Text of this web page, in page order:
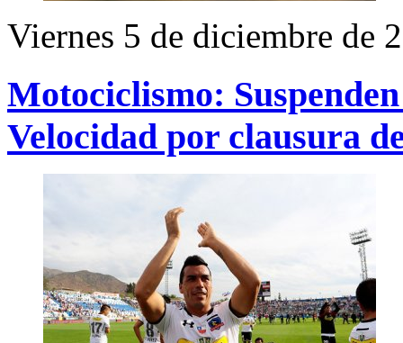
Viernes 5 de diciembre de
Motociclismo:
Velocidad por clausura